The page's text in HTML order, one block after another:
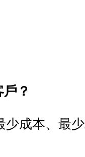
？
成本、最少